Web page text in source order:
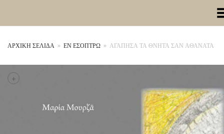
Toggle
ΑΡΧΙΚΉ ΣΕΛΊΔΑ » ΕΝ ΕΣΟΠΤΡΩ » ΑΓΑΠΗΣΑ ΤΑ ΘΝΗΤΑ ΣΑΝ ΑΘΑΝΑΤΑ
+